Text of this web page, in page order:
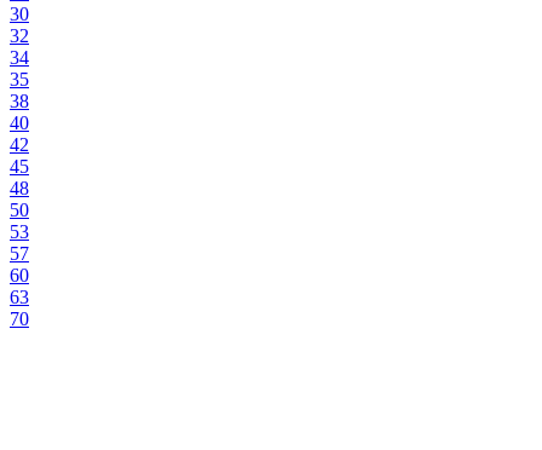
30
32
34
35
38
40
42
45
48
50
53
57
60
63
70